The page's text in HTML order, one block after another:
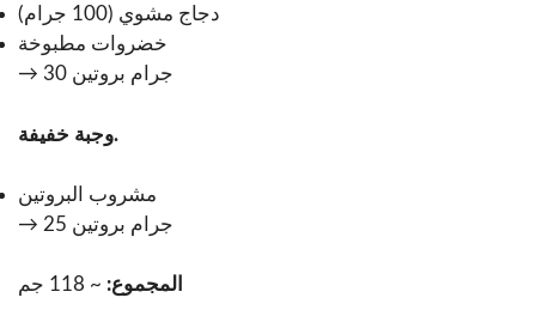
دجاج مشوي (100 جرام)
خضروات مطبوخة
→ 30 جرام بروتين
وجبة خفيفة.
مشروب البروتين
→ 25 جرام بروتين
المجموع: ~ 118 جم